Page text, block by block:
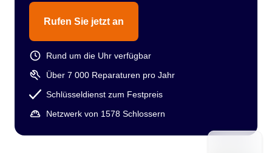
Rufen Sie jetzt an
Rund um die Uhr verfügbar
Über 7 000 Reparaturen pro Jahr
Schlüsseldienst zum Festpreis
Netzwerk von 1578 Schlossern